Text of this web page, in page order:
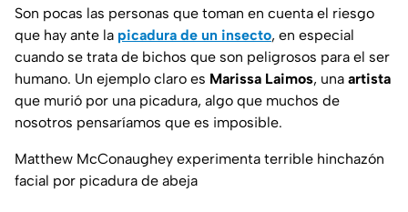
Son pocas las personas que toman en cuenta el riesgo
que hay ante la picadura de un insecto, en especial
cuando se trata de bichos que son peligrosos para el ser
humano. Un ejemplo claro es Marissa Laimos, una artista
que murió por una picadura, algo que muchos de
nosotros pensaríamos que es imposible.
Matthew McConaughey experimenta terrible hinchazón
facial por picadura de abeja